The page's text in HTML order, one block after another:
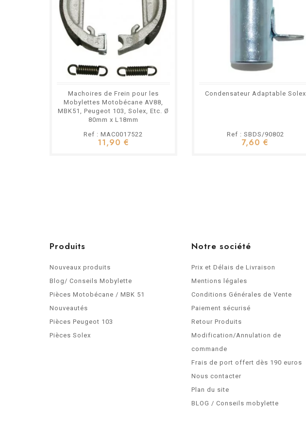
Machoires de Frein pour les
Mobylettes Motobécane AV88,
MBK51, Peugeot 103, Solex, Etc. Ø
80mm x L18mm
Ref : MAC0017522
11,90 €
Condensateur Adaptable Solex
Ref : SBDS/90802
7,60 €
Produits
Nouveaux produits
Blog/ Conseils Mobylette
Pièces Motobécane / MBK 51
Nouveautés
Pièces Peugeot 103
Pièces Solex
Notre société
Prix et Délais de Livraison
Mentions légales
Conditions Générales de Vente
Paiement sécurisé
Retour Produits
Modification/Annulation de
commande
Frais de port offert dès 190 euros
Nous contacter
Plan du site
BLOG / Conseils mobylette